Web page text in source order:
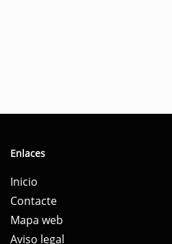
Enlaces
Inicio
Contacte
Mapa web
Aviso legal